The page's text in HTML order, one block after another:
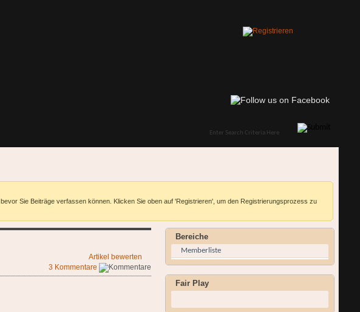
, bevor Sie Beiträge verfassen können. Klicken Sie oben auf 'Registrieren', um den Registrierungsprozess zu
Artikel bewerten
3 Kommentare
Bereiche
Memberliste
Fair Play